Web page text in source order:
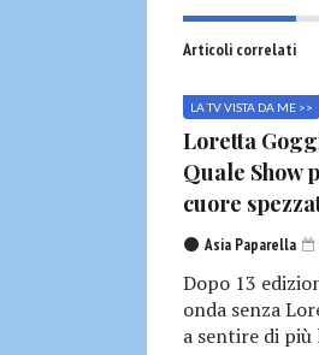
Articoli correlati
LA TV VISTA DA ME >>
Loretta
Quale Show
cuore
Asia Paparella
Dopo 13
onda senza
a sentire di più